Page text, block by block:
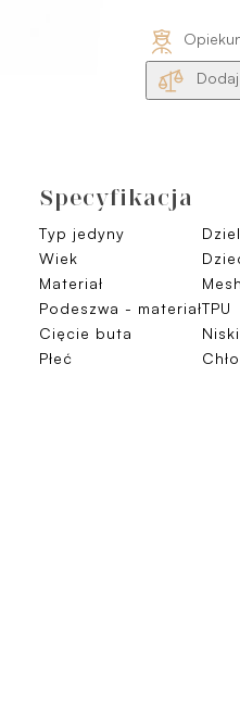
Specyfikacja
Typ jedyny
Wiek
Materiał
Mesh
Podeszwa - materiałTPU
Cięcie buta
Niski
Płeć